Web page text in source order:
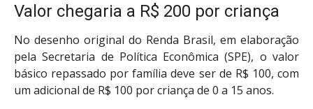
Valor chegaria a R$ 200 por criança
No desenho original do Renda Brasil, em elaboração
pela Secretaria de Política Econômica (SPE), o valor
básico repassado por família deve ser de R$ 100, com
um adicional de R$ 100 por criança de 0 a 15 anos.